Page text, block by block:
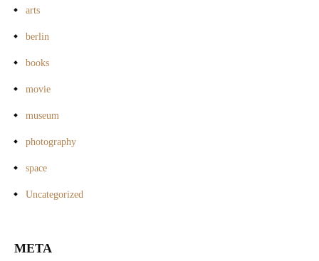
arts
berlin
books
movie
museum
photography
space
Uncategorized
META